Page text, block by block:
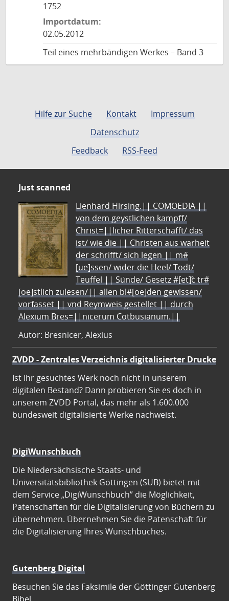
1752
Importdatum:
02.05.2012
Teil eines mehrbändigen Werkes – Band 3
Hilfe zur Suche Kontakt
Impressum
Datenschutz
Feedback
RSS-Feed
Just scanned
Lienhard Hirsing.|| COMOEDIA ||
von dem geystlichen kampff/
Christ=||licher Ritterschafft/ das
ist/ wie die || Christen aus warheit
der schrifft/ sich legen || m#
[ue]ssen/ wider die Heel/ Todt/
Teuffel || Sünde/ Gesetz #[et]c̃ tr#
[oe]stlich zulesen/|| allen bl#[oe]den gewissen/
vorfasset || vnd Reymweis gestellet || durch
Alexium Bres=||nicerum Cotbusianum.||
Autor: Bresnicer, Alexius
ZVDD - Zentrales Verzeichnis digitalisierter Drucke
Ist Ihr gesuchtes Werk noch nicht in unserem
digitalen Bestand? Dann probieren Sie es doch in
unserem ZVDD Portal, das mehr als 1.600.000
bundesweit digitalisierte Werke nachweist.
DigiWunschbuch
Die Niedersächsische Staats- und
Universitätsbibliothek Göttingen (SUB) bietet mit
dem Service „DigiWunschbuch” die Möglichkeit,
Patenschaften für die Digitalisierung von Büchern zu
übernehmen. Übernehmen Sie die Patenschaft für
die Digitalisierung Ihres Wunschbuches.
Gutenberg Digital
Besuchen Sie das Faksimile der Göttinger Gutenberg